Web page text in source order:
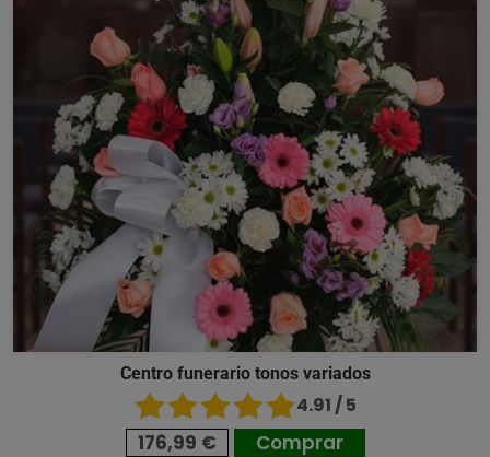
Centro funerario tonos variados
4.91 / 5
176,99 € Comprar